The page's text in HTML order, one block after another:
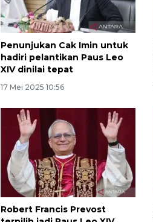
Penunjukan Cak Imin untuk
hadiri pelantikan Paus Leo
XIV dinilai tepat
17 Mei 2025 10:56
Robert Francis Prevost